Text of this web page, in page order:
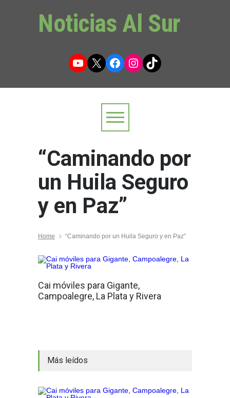
Noticias Al Sur
YouTube
X Facebook
Instagram
TikTok
“Caminando por
un Huila Seguro
y en Paz”
Home “Caminando por un Huila Seguro y en Paz”
Cai móviles para Gigante,
Campoalegre, La Plata y Rivera
Más leídos